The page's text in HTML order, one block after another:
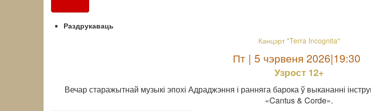
Раздрукаваць
Канцэрт "Terra Incognita"
Пт | 5 чэрвеня 2026|19:30
Узрoст 12+
Вечар старажытнай музыкі эпохі Адраджэння і ранняга барока ў выкананні
«Cantus & Corde».